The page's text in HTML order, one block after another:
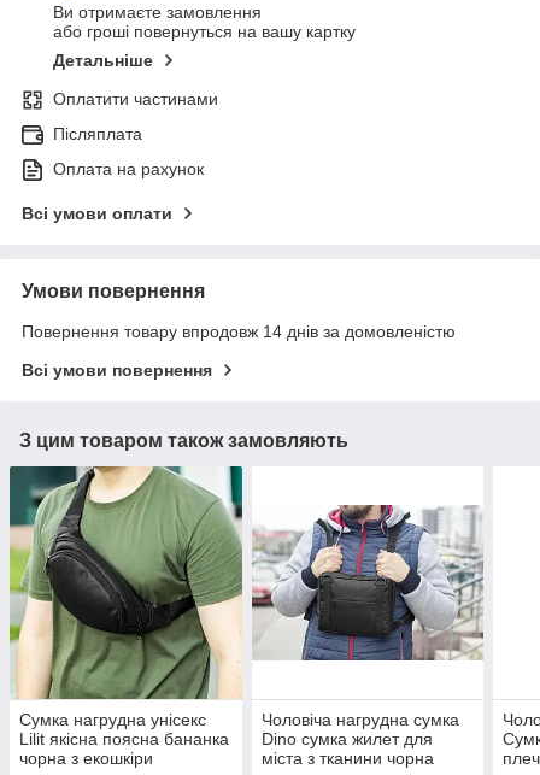
Ви отримаєте замовлення
або гроші повернуться на вашу картку
Детальніше
Оплатити частинами
Післяплата
Оплата на рахунок
Всі умови оплати
Умови повернення
Повернення товару впродовж 14 днів за домовленістю
Всі умови повернення
З цим товаром також замовляють
Сумка нагрудна унісекс
Lilit якісна поясна бананка
чорна з екошкіри
Чоловіча нагрудна сумка
Dino сумка жилет для
міста з тканини чорна